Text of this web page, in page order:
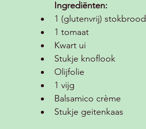
Ingrediënten:
1 (glutenvrij) stokbrood
1 tomaat
Kwart ui
Stukje knoflook
Olijfolie
1 vijg
Balsamico crème
Stukje geitenkaas